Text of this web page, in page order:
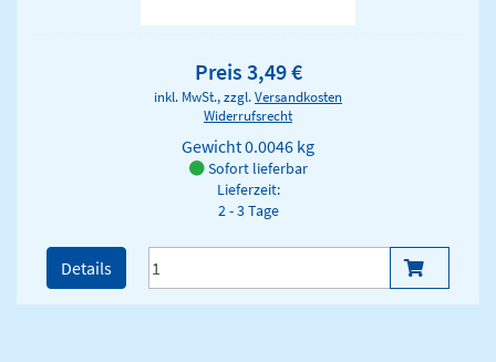
Preis 3,49 €
inkl. MwSt., zzgl.Versandkosten
Widerrufsrecht
Gewicht0.0046 kg
Sofort lieferbar
Lieferzeit:
2 - 3 Tage
Details